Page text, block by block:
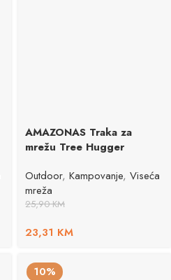
AMAZONAS Traka za
mrežu Tree Hugger
Outdoor, Kampovanje, Viseća
mreža
25,90KM
23,31 KM
10%